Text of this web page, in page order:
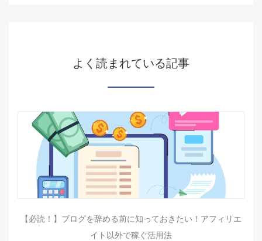
よく読まれている記事
【必読！】ブログを辞める前に知っておきたい！アフィリエ
イト以外で稼ぐ活用法